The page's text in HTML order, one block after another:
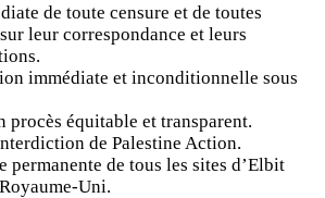
de toute censure et de toutes
leur correspondance et leurs
immédiate et inconditionnelle sous
procès équitable et transparent.
de Palestine Action.
permanente de tous les sites d’Elbit
Uni.